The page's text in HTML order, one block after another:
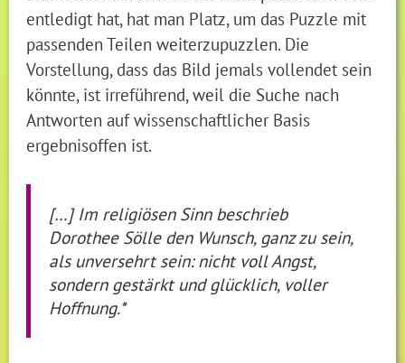
entledigt hat, hat man Platz, um das Puzzle mit
passenden Teilen weiterzupuzzlen. Die
Vorstellung, dass das Bild jemals vollendet sein
könnte, ist irreführend, weil die Suche nach
Antworten auf wissenschaftlicher Basis
ergebnisoffen ist.
[…] Im religiösen Sinn beschrieb
Dorothee Sölle den Wunsch, ganz zu sein,
als unversehrt sein: nicht voll Angst,
sondern gestärkt und glücklich, voller
Hoffnung.*